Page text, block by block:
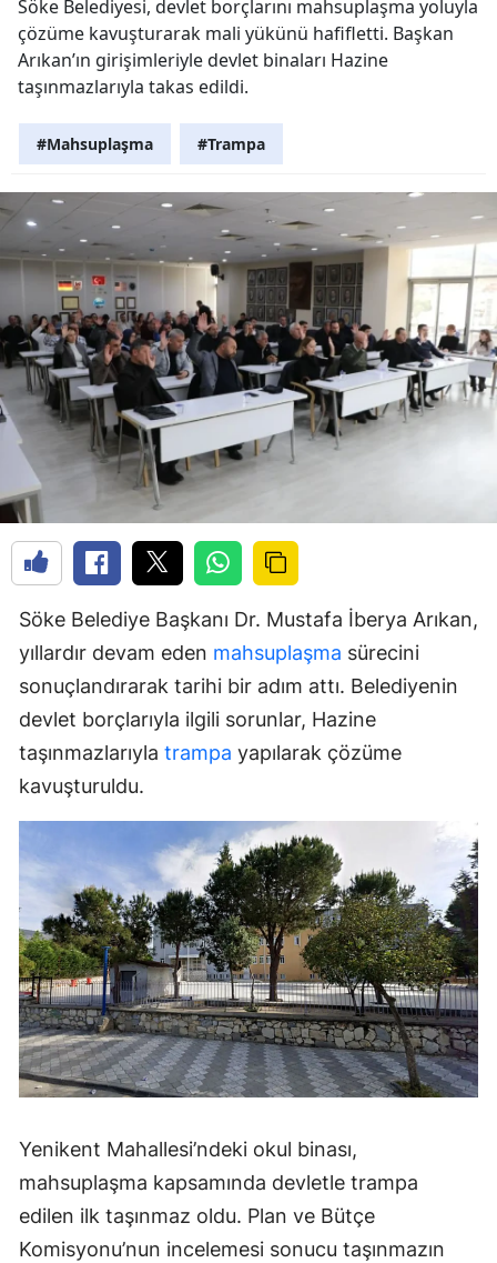
Söke Belediyesi, devlet borçlarını mahsuplaşma yoluyla
çözüme kavuşturarak mali yükünü hafifletti. Başkan
Arıkan’ın girişimleriyle devlet binaları Hazine
taşınmazlarıyla takas edildi.
#Mahsuplaşma #Trampa
Söke Belediye Başkanı Dr. Mustafa İberya Arıkan,
yıllardır devam eden mahsuplaşma sürecini
sonuçlandırarak tarihi bir adım attı. Belediyenin
devlet borçlarıyla ilgili sorunlar, Hazine
taşınmazlarıyla trampa yapılarak çözüme
kavuşturuldu.
Yenikent Mahallesi’ndeki okul binası,
mahsuplaşma kapsamında devletle trampa
edilen ilk taşınmaz oldu. Plan ve Bütçe
Komisyonu’nun incelemesi sonucu taşınmazın